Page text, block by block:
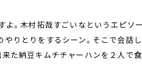
よ。木村拓哉すごいなというエピソ
りとりをするシーン。そこで会話
た納豆キムチチャーハンを２人で食